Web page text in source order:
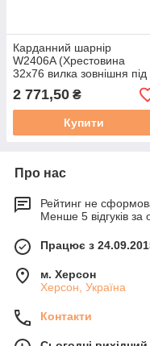
Карданний шарнір
W2406A (Хрестовина
32х76 вилка зовнішня під
трубу L50Н + виделка 8
шліців)
2 771,50 ₴
Купити
Про нас
Рейтинг не
Менше 5 відгуків за
Працює з
м. Херсон
Херсон, Україна
Контакти